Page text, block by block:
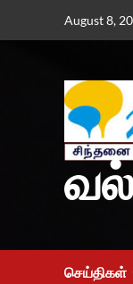
August 8,
செய்திகள்